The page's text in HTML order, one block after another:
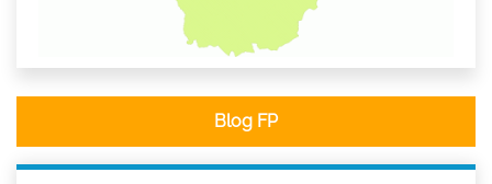
Blog FP